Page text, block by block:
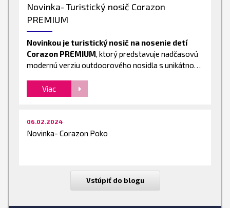
Novinka- Turistický nosič Corazon
PREMIUM
Novinkou je turistický nosič na nosenie detí
Corazon PREMIUM, ktorý predstavuje nadčasovú
modernú verziu outdoorového nosidla s unikátnou
Sleep. Táto krosna ponúka všetko, čo očakávate od
prémiovej kvality výrobku tejto kategórie
Viac
06.02.2024
Novinka- Corazon Poko
Vstúpiť do blogu